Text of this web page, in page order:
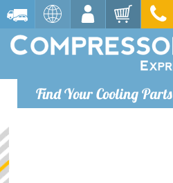
Find Your Cooling Parts